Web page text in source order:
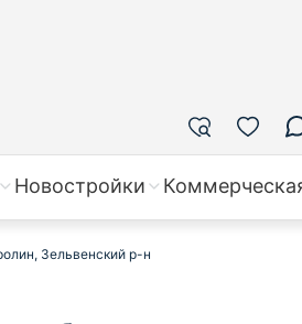
Новостройки
Зельвенский р-н